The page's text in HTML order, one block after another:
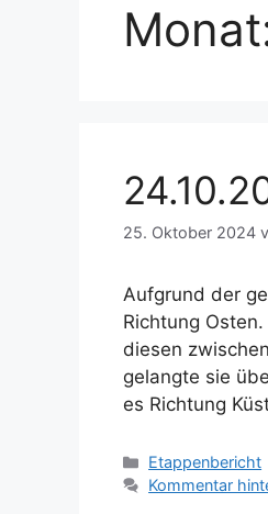
25. Oktober 2024
Aufgrund der
Richtung
diesen
gelangte sie
es Richtung
Kategorien
Etappenbericht
Kommentar